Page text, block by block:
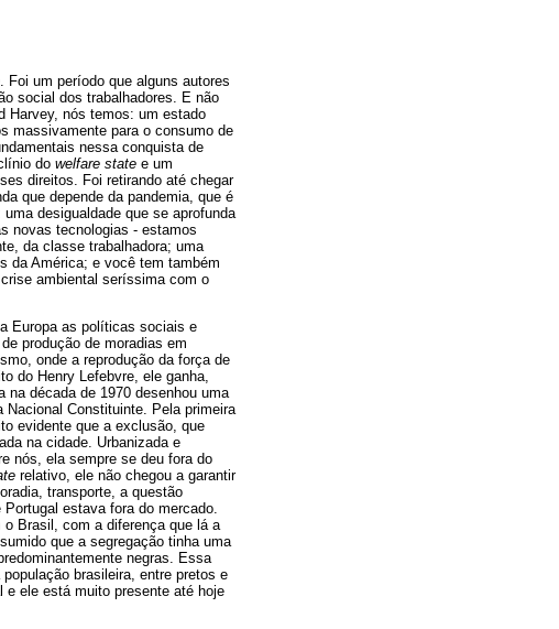
. Foi um período que alguns autores
social dos trabalhadores. E não
Harvey, nós temos: um estado
massivamente para o consumo de
nessa conquista de
do welfare state e um
direitos. Foi retirando até chegar
que depende da pandemia, que é
desigualdade que se aprofunda
novas tecnologias - estamos
da classe trabalhadora; uma
da América; e você tem também
ambiental seríssima com o
Europa as políticas sociais e
produção de moradias em
onde a reprodução da força de
do Henry Lefebvre, ele ganha,
na década de 1970 desenhou uma
Constituinte. Pela primeira
evidente que a exclusão, que
na cidade. Urbanizada e
nós, ela sempre se deu fora do
relativo, ele não chegou a garantir
transporte, a questão
Portugal estava fora do mercado.
Brasil, com a diferença que lá a
que a segregação tinha uma
negras. Essa
brasileira, entre pretos e
ele está muito presente até hoje